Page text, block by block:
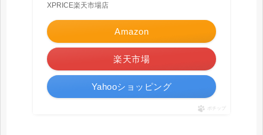
XPRICE楽天市場店
Amazon
楽天市場
Yahooショッピング
ポチップ